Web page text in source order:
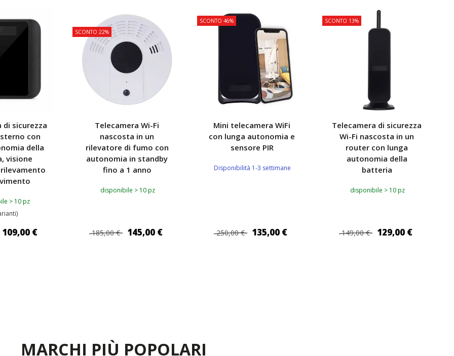
di sicurezza
con
della
visione
> 10 pz
109,00 €
SCONTO 22%
Telecamera Wi-Fi
nascosta in un
rilevatore di fumo con
autonomia in standby
fino a 1 anno
disponibile > 10 pz
185,00 € 145,00 €
SCONTO 46%
Mini telecamera WiFi
con lunga autonomia e
sensore PIR
Disponibilità 1-3 settimane
250,00 € 135,00 €
SCONTO 13%
Telecamera di sicurezza
Wi-Fi nascosta in un
router con lunga
autonomia della
batteria
disponibile > 10 pz
149,00 € 129,00 €
MARCHI PIÙ POPOLARI